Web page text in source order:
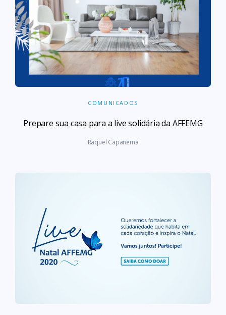
COMUNICADOS
Prepare sua casa para a live solidária da AFFEMG
Raquel Capanema